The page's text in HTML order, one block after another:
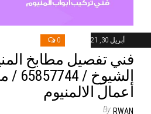
أبريل 30, 2021 0
فني تفصيل مطابخ
أعمال الالمنيوم
By RWAN